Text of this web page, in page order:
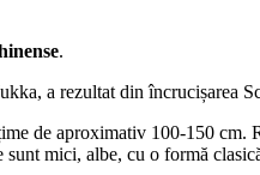
.
a rezultat din încrucișarea
de aproximativ 100-150
mici, albe, cu o formă